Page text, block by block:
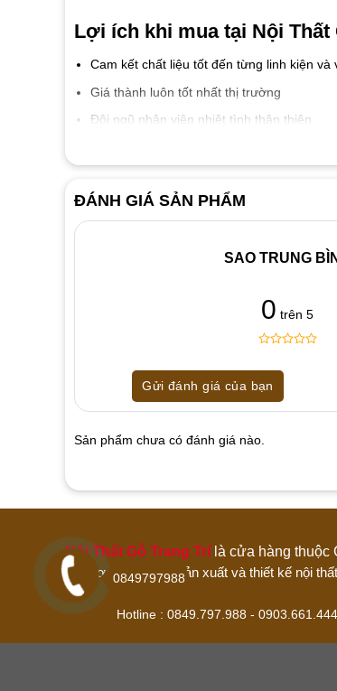
Lợi ích khi mua tại Nội Thất
Cam kết chất liệu tốt đến từng linh kiện và
Giá thành luôn tốt nhất thị trường
Đội ngũ nhân viên nhiệt tình thân thiện
Liên hệ ngay với Nội Thất Gỗ
ĐÁNH GIÁ SẢN PHẨM
SAO TRUNG
0 trên 5
out
of
based
ratings
Gửi đánh giá của bạn
Sản phẩm chưa có đánh giá nào.
Hãy là người đánh giá đầu tiên
Đánh giá của bạn
Nội Thất Gỗ Trang Trílà cửa hàng
Đơn vị chuyên sản xuất và thiết kế nội
Hotline : 0849.797.988 -
0849797988